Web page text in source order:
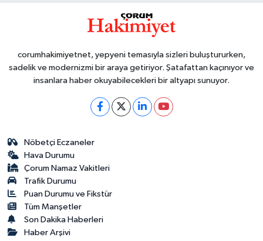
corumhakimiyetnet, yepyeni temasıyla sizleri buluştururken,
sadelik ve modernizmi bir araya getiriyor. Şatafattan kaçınıyor ve
insanlara haber okuyabilecekleri bir altyapı sunuyor.
Nöbetçi Eczaneler
Hava Durumu
Çorum Namaz Vakitleri
Trafik Durumu
Puan Durumu ve Fikstür
Tüm Manşetler
Son Dakika Haberleri
Haber Arşivi